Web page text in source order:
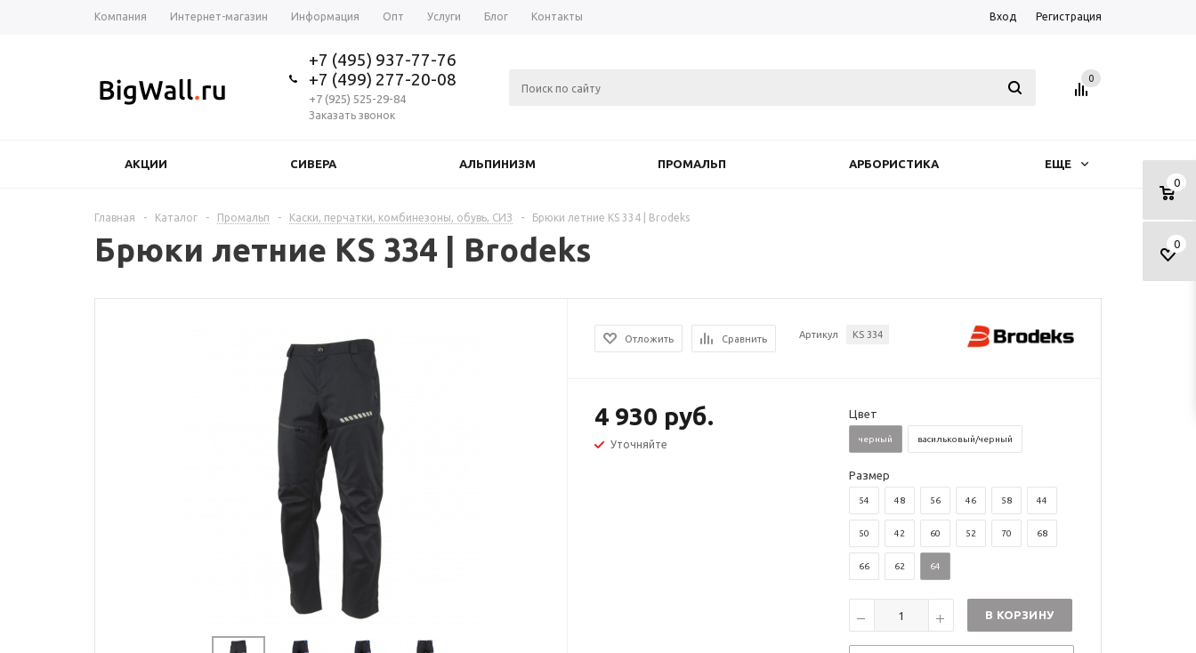
Компания Интернет-магазин Информация Опт Услуги Блог Контакты Вход Регистрация
+7 (495) 937-77-76
+7 (499) 277-20-08
+7 (925) 525-29-84
Заказать звонок
0
0
0
АКЦИИ СИВЕРА АЛЬПИНИЗМ ПРОМАЛЬП АРБОРИСТИКА ЕЩЕ
Главная - Каталог - Промальп - Каски, перчатки, комбинезоны, обувь, СИЗ - Брюки летние KS 334 | Brodeks
Брюки летние KS 334 | Brodeks
Отложить Сравнить Артикул KS 334
4 930 руб.
Уточняйте
Цвет
черный васильковый/черный
Размер
54 48 56 46 58 44
50 42 60 52 70 68
66 62 64
В КОРЗИНУ